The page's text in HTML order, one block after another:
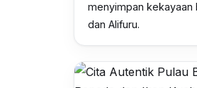
menyimpan kekayaan
dan Alifuru.